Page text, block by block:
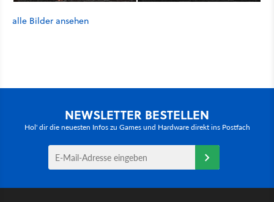
alle Bilder ansehen
NEWSLETTER BESTELLEN
Hol' dir die neuesten Infos zu Games und Hardware direkt ins Postfach